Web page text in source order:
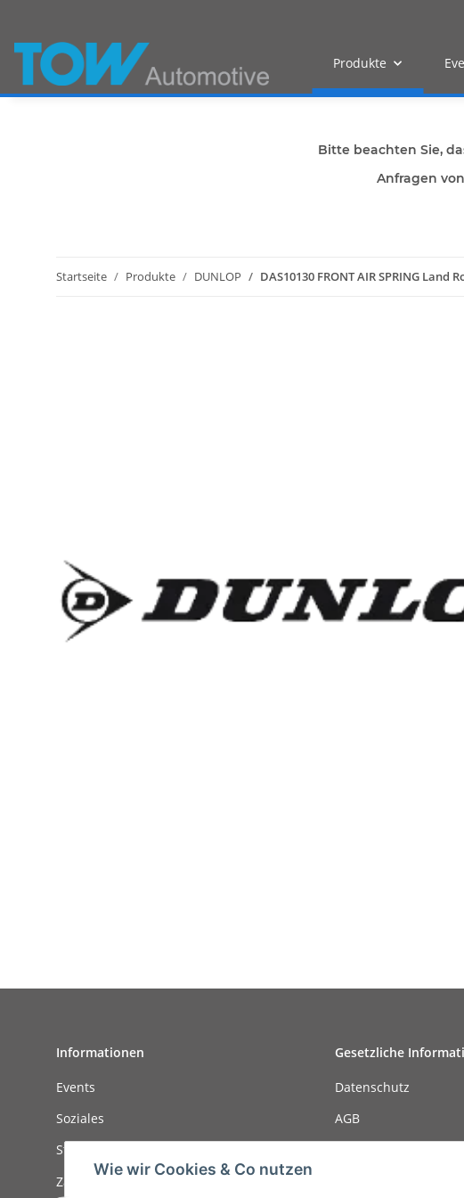
Produkte
Bitte beachten Sie,
Anfragen
Startseite Produkte DUNLOP DAS10130 FRONT AIR SPRING Land
Informationen
Events
Soziales
Stellenanzeigen
Zahlungsmöglichkeiten
Gesetzliche
Datenschutz
AGB
Wie wir Cookies & Co nutzen